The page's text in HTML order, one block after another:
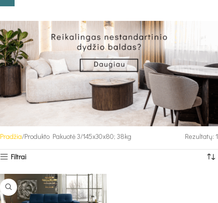
Pradžia Produkto Pakuotė 3 145x30x80; 38kg Rezultatų: 1
Filtrai